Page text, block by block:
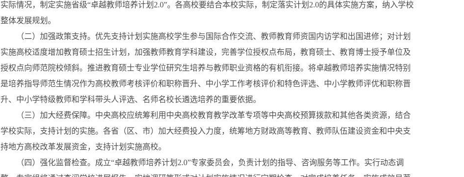
实际情况，制定实施省级“卓越教师培养计划2.0”。各高校要结合本校实际，制定落实计划2.0的具体实施方案，纳入学校
整体发展规划。
（二）加强政策支持。优先支持计划实施高校学生参与国际合作交流、教师教育师资国内访学和出国进修；对计划
实施高校适度增加教育硕士招生计划，加强教师教育学科建设，完善学位授权点布局，教育硕士、教育博士授予单位及
授权点向师范院校倾斜。推进教育硕士专业学位研究生培养与教师职业资格的有机衔接。将卓越教师培养实施情况特别
是培养指导师范生情况作为高校教师考核评价和职称晋升、中小学工作考核评价和特色评选、中小学教师评优和职称晋
升、中小学特级教师和学科带头人评选、名师名校长遴选培养的重要依据。
（三）加大经费保障。中央高校应统筹利用中央高校教育教学改革专项等中央高校预算拨款和其他各类资源，结合
学校实际，支持计划的实施。各省（区、市）加大经费投入力度，统筹地方财政高等教育、教师队伍建设资金和中央支
持地方高校改革发展资金，支持计划实施高校。
（四）强化监督检查。成立“卓越教师培养计划2.0”专家委员会，负责计划的指导、咨询服务等工作。实行动态调